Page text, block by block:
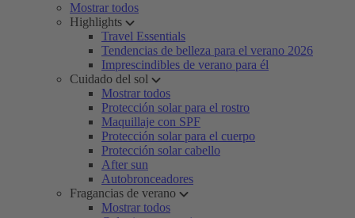
Mostrar todos
Highlights
Travel Essentials
Tendencias de belleza para el verano 2026
Imprescindibles de verano para él
Cuidado del sol
Mostrar todos
Protección solar para el rostro
Maquillaje con SPF
Protección solar para el cuerpo
Protección solar cabello
After sun
Autobronceadores
Fragancias de verano
Mostrar todos